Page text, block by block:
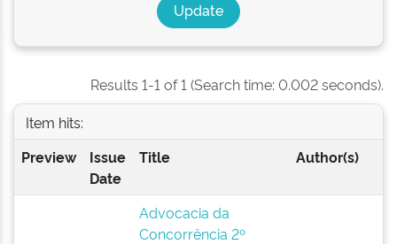
Results 1-1 of 1 (Search time: 0.002 seconds).
Item hits:
Preview
Issue
Date
Title Author(s)
Advocacia da
Concorrência 2º